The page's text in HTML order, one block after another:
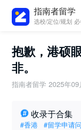
指南者留学
选校/定位/规划
抱歉，港硕
非。
指南者留学 2025年09
收录于合集
#香港 #留学申请